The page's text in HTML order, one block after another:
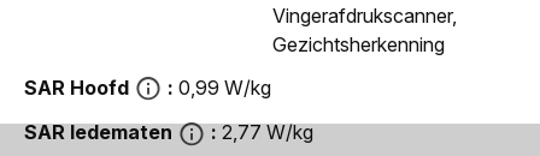
Vingerafdrukscanner,
Gezichtsherkenning
SAR Hoofd
0,99 W/kg
SAR ledematen
2,77 W/kg